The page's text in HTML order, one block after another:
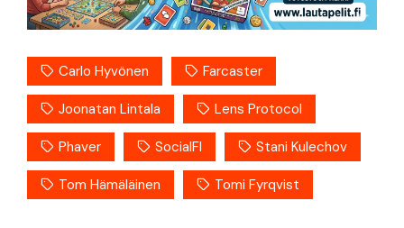
Carlo Hyvönen Farcaster
Joonatan Lintala Lens Protocol
Phaver SocialFI Stani Kulechov
Tom Hämäläinen Tomi Fyrqvist